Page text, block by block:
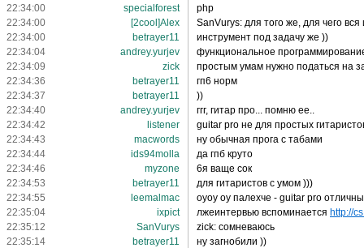
22:34:00
specialforest
php
22:34:00
[2cool]Alex
SanVurys: для того же, для чего
22:34:00
betrayer11
инструмент под задачу же ))
22:34:04
andrey.yurjev
функциональное
22:34:09
zick
простым умам нужно податься на
22:34:36
betrayer11
гп6 норм
22:34:37
betrayer11
))
22:34:40
andrey.yurjev
ггг, гитар про... помню ее..
22:34:42
listener
guitar pro не для простых
22:34:43
macwords
ну обычная прога с табами
22:34:44
ids94molla
да гпб круто
22:34:46
myzone
6я ваще сок
22:34:53
betrayer11
для гитаристов с умом )))
22:34:55
leemalmac
оуоу оу палехче - guitar pro
22:35:04
ixpict лжеинтервью вспоминается http://
22:35:12
SanVurys
zick: сомневаюсь
22:35:14
betrayer11
ну загнобили ))